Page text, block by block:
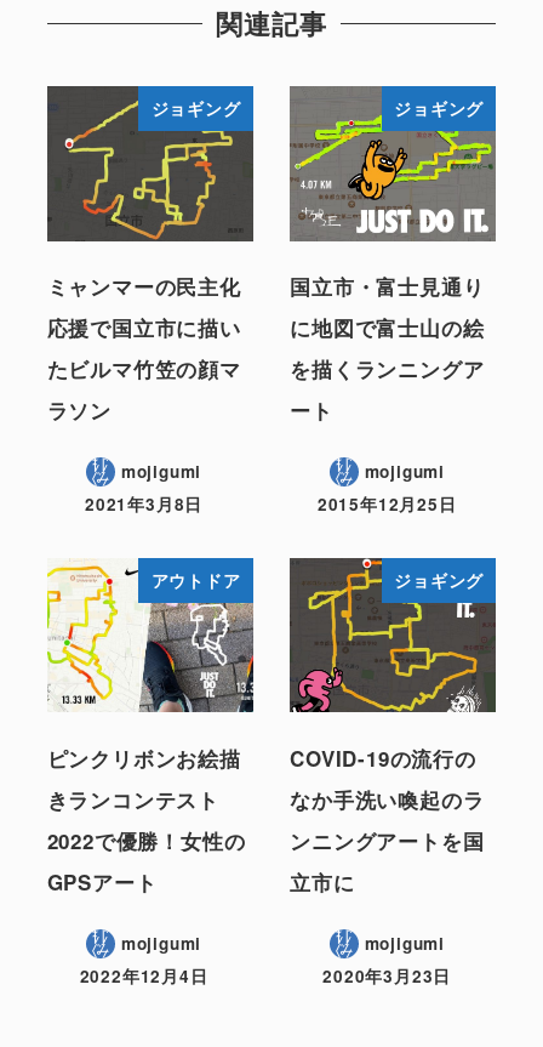
関連記事
ジョギング
ミャンマーの民主化
応援で国立市に描い
たビルマ竹笠の顔マ
ラソン
mojigumi
2021年3月8日
ジョギング
国立市・富士見通り
に地図で富士山の絵
を描くランニングア
ート
mojigumi
2015年12月25日
アウトドア
ピンクリボンお絵描
きランコンテスト
2022で優勝！女性の
GPSアート
mojigumi
2022年12月4日
ジョギング
COVID-19の流行の
なか手洗い喚起のラ
ンニングアートを国
立市に
mojigumi
2020年3月23日